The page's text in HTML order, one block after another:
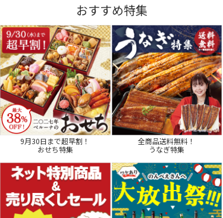
おすすめ特集
9月30日まで超早割！
おせち特集
全商品送料無料！
うなぎ特集